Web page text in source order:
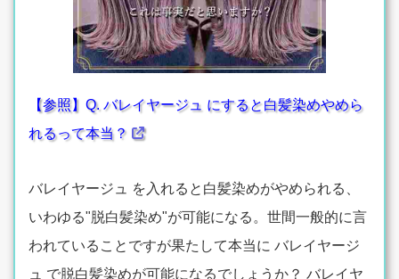
【参照】Q. バレイヤージュ にすると白髪染めやめら
れるって本当？
バレイヤージュ を入れると白髪染めがやめられる、
いわゆる"脱白髪染め"が可能になる。世間一般的に言
われていることですが果たして本当に バレイヤージ
ュ で脱白髪染めが可能になるでしょうか？ バレイヤ